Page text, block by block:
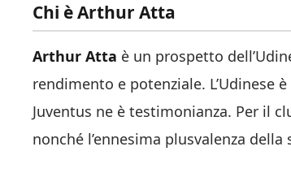
Chi è Arthur Atta
Arthur Atta è un prospetto
rendimento e potenziale. L’Udinese
Juventus ne è testimonianza. Per il
nonché l’ennesima plusvalenza